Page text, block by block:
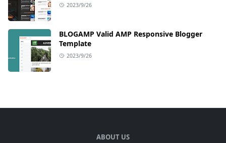
2023/9/26
BLOGAMP Valid AMP Responsive Blogger
Template
2023/9/26
ABOUT US